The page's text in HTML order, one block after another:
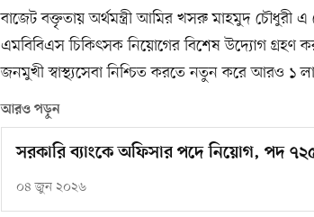
বাজেট বক্তৃতায় অর্থমন্ত্রী আমির খসরু মাহমুদ চৌধুরী এ
এমবিবিএস চিকিৎসক নিয়োগের বিশেষ উদ্যোগ গ্রহণ
জনমুখী স্বাস্থ্যসেবা নিশ্চিত করতে নতুন করে আরও ১
আরও পড়ুন
সরকারি ব্যাংকে অফিসার পদে নিয়োগ, পদ
০৪ জুন ২০২৬